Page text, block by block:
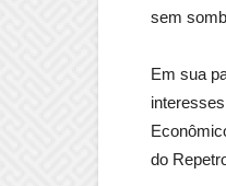
sem
Em sua
do